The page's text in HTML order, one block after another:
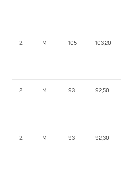
2. M 105 103,20
2. M 93 92,50
2. M 93 92,30